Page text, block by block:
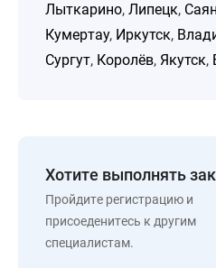
Лыткарино, Липецк,
Кумертау, Иркутск,
Сургут, Королёв, Якутск,
Хотите выполнять
Пройдите регистрацию и
присоеденитесь к другим
специалистам.